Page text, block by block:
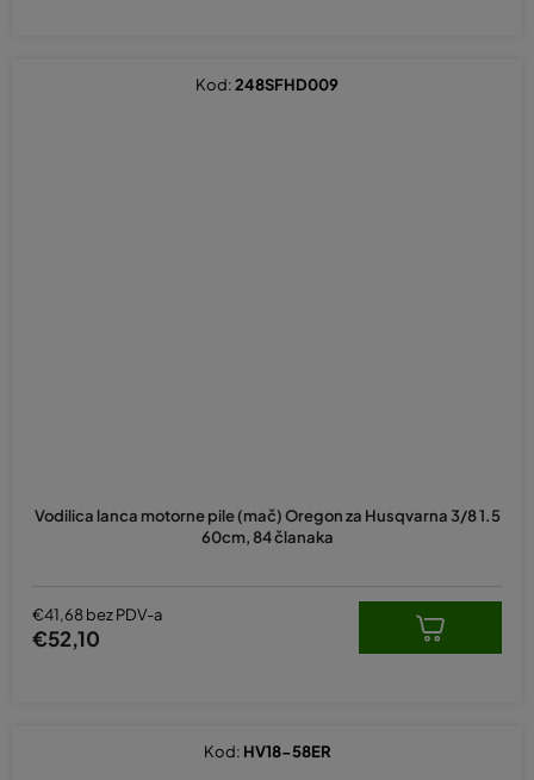
Vodilica lanca motorne pile (mač) Oregon za Husqvarna 3/8 1.5
60cm, 84 članaka
€41,68 bez PDV-a
€52,10
Kod:248SFHD009
Kod: HV18-58ER